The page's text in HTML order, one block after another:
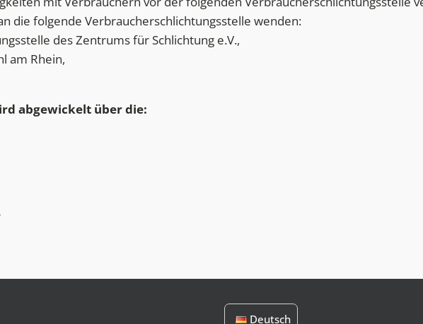
die folgende Verbraucherschlichtungsstelle wenden:
des Zentrums für Schlichtung e.V.,
am Rhein,
abgewickelt über die:
Deutsch